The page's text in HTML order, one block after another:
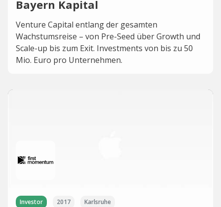
Bayern Kapital
Venture Capital entlang der gesamten
Wachstumsreise – von Pre-Seed über Growth und
Scale-up bis zum Exit. Investments von bis zu 50
Mio. Euro pro Unternehmen.
Investor 2017 Karlsruhe